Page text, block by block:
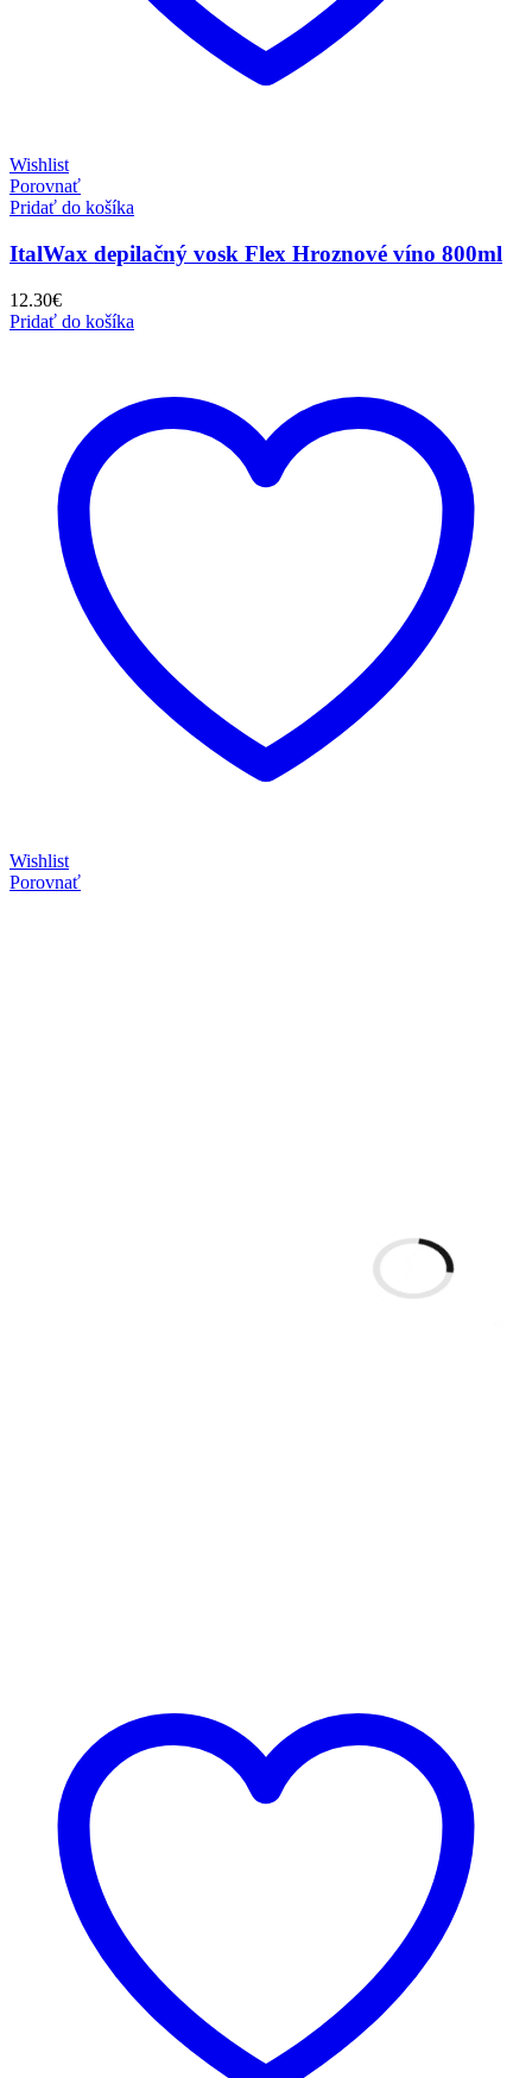
Wishlist
Porovnať
Pridať do košíka
ItalWax depilačný vosk Flex Hroznové víno 800ml
12.30€
Pridať do košíka
Wishlist
Porovnať